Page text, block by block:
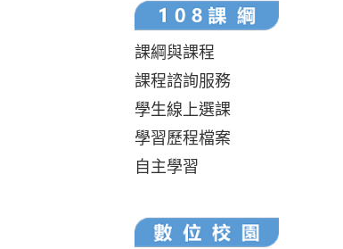
課綱與課程
課程諮詢服務
學生線上選課
學習歷程檔案
自主學習